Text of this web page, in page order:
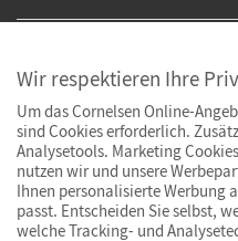
Wir respektieren Ihre
Um das Cornelsen Online-
sind Cookies erforderlich.
Analysetools. Marketing
nutzen wir und unsere
Ihnen personalisierte Werbung
passt. Entscheiden Sie selbst,
welche Tracking- und